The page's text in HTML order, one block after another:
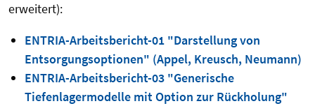
erweitert):
ENTRIA-Arbeitsbericht-01 "Darstellung von
Entsorgungsoptionen" (Appel, Kreusch, Neumann)
ENTRIA-Arbeitsbericht-03 "Generische
Tiefenlagermodelle mit Option zur Rückholung"